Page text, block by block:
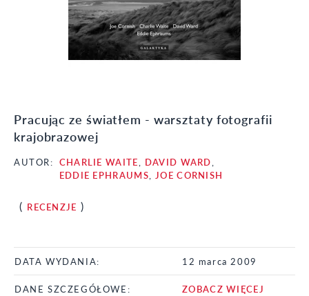
Pracując ze światłem - warsztaty fotografii
krajobrazowej
AUTOR: CHARLIE WAITE DAVID WARD
EDDIE EPHRAUMS
JOE CORNISH
( RECENZJE )
DATA WYDANIA: 12 marca 2009
DANE SZCZEGÓŁOWE: ZOBACZ WIĘCEJ